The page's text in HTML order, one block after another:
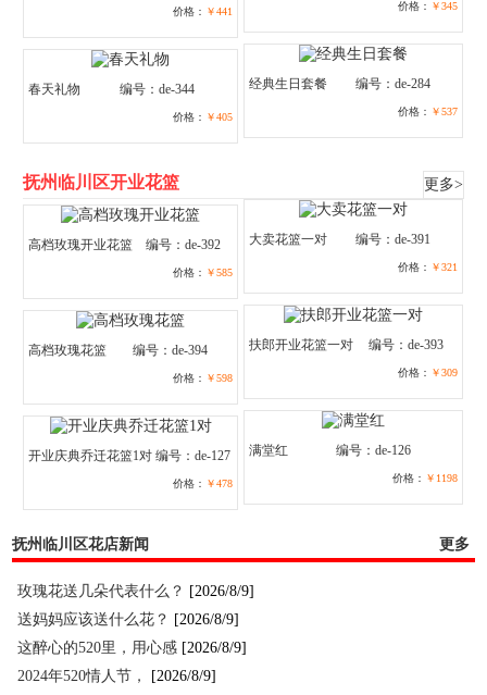
价格： ￥441 价格： ￥345
春天礼物 编号：de-344
价格： ￥405
经典生日套餐 编号：de-284
价格： ￥537
抚州临川区开业花篮 更多>
高档玫瑰开业花篮 编号：de-392
价格： ￥585
大卖花篮一对 编号：de-391
价格： ￥321
高档玫瑰花篮 编号：de-394
价格： ￥598
扶郎开业花篮一对 编号：de-393
价格： ￥309
开业庆典乔迁花篮1对 编号：de-127
价格： ￥478
满堂红 编号：de-126
价格： ￥1198
抚州临川区花店新闻 更多
玫瑰花送几朵代表什么？ [2026/8/9]
送妈妈应该送什么花？ [2026/8/9]
这醉心的520里，用心感 [2026/8/9]
2024年520情人节，
[2026/8/9]